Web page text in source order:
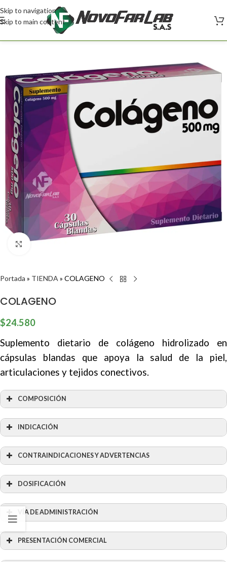
Skip to navigation
Skip to main content
Clic para ampliar
Portada » TIENDA » COLAGENO
COLAGENO
$24.580
Suplemento dietario de colágeno hidrolizado en
cápsulas blandas que apoya la salud de la piel,
articulaciones y tejidos conectivos.
COMPOSICIÓN
INDICACIÓN
CONTRAINDICACIONES Y ADVERTENCIAS
DOSIFICACIÓN
VÍA DE ADMINISTRACIÓN
PRESENTACIÓN COMERCIAL